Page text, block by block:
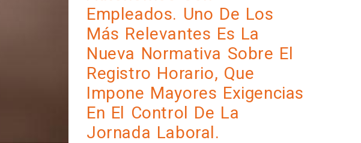
Empleados. Uno De Los
Más Relevantes Es La
Nueva Normativa Sobre El
Registro Horario, Que
Impone Mayores Exigencias
En El Control De La
Jornada Laboral.